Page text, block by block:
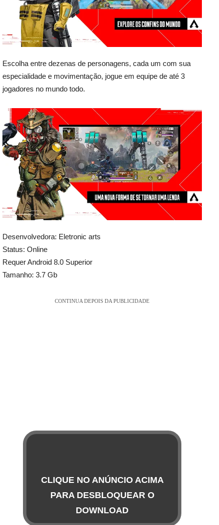
Escolha entre dezenas de personagens, cada um com sua
especialidade e movimentação, jogue em equipe de até 3
jogadores no mundo todo.
Desenvolvedora: Eletronic arts
Status: Online
Requer Android 8.0 Superior
Tamanho: 3.7 Gb
CONTINUA DEPOIS DA PUBLICIDADE
CLIQUE NO ANÚNCIO ACIMA
PARA DESBLOQUEAR O
DOWNLOAD